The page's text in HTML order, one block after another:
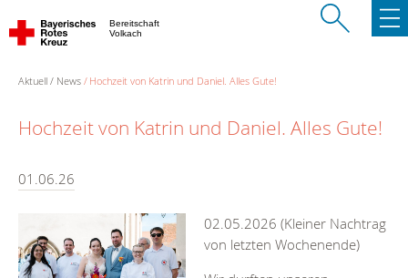
Bereitschaft
Volkach
Aktuell News Hochzeit von Katrin und Daniel. Alles Gute!
Hochzeit von Katrin und Daniel. Alles Gute!
01.06.26
02.05.2026 (Kleiner Nachtrag
von letzten Wochenende)